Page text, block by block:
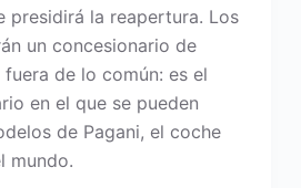
presidirá la reapertura. Los
un concesionario de
de lo común: es el
en el que se pueden
de Pagani, el coche
mundo.